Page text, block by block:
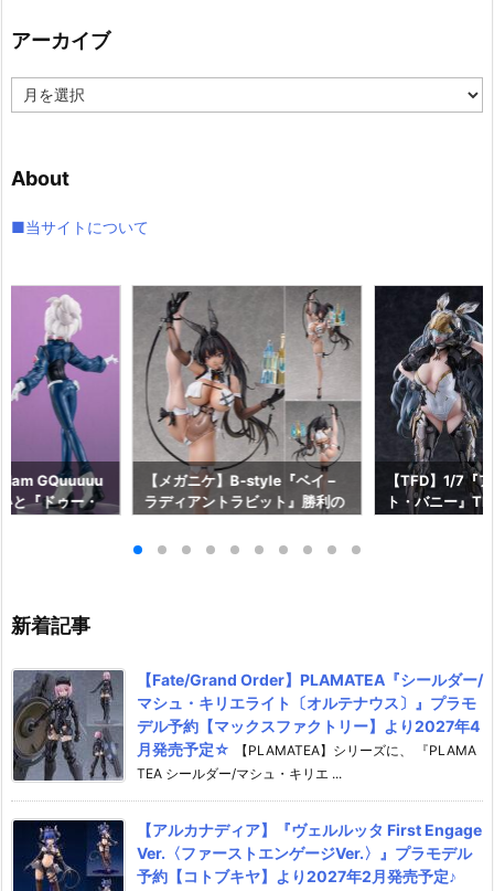
ー
アーカイブ
ー
ブ
About
■当サイトについて
GQuuuuu
と『ドゥー・
【メガニケ】B-style『ベイ –
ラディアントラビット』勝利の
約【フリーイング】より2026
【TFD】1/7『
ト・バニー』
新着記事
【Fate/Grand Order】PLAMATEA『シールダー/
マシュ・キリエライト〔オルテナウス〕』プラモ
デル予約【マックスファクトリー】より2027年4
月発売予定☆
【PLAMATEA】シリーズに、 『PLAMA
TEA シールダー/マシュ・キリエ ...
【アルカナディア】『ヴェルルッタ First Engage
Ver.〈ファーストエンゲージVer.〉』プラモデル
予約【コトブキヤ】より2027年2月発売予定♪